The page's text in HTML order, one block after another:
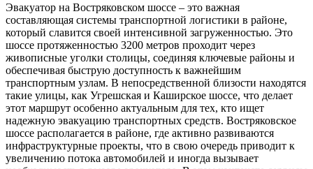
Эвакуатор на Востряковском шоссе – это важная
составляющая системы транспортной логистики в районе,
который славится своей интенсивной загруженностью. Это
шоссе протяженностью 3200 метров проходит через
живописные уголки столицы, соединяя ключевые районы и
обеспечивая быструю доступность к важнейшим
транспортным узлам. В непосредственной близости находятся
такие улицы, как Угрешская и Каширское шоссе, что делает
этот маршрут особенно актуальным для тех, кто ищет
надежную эвакуацию транспортных средств. Востряковское
шоссе располагается в районе, где активно развиваются
инфраструктурные проекты, что в свою очередь приводит к
увеличению потока автомобилей и иногда вызывает